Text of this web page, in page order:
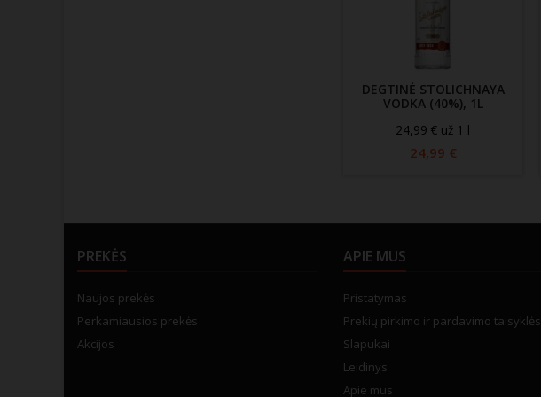
DEGTINĖ STOLICHNAYA
VODKA (40%), 1L
24,99 € už 1 l
24,99 €
PREKĖS
Naujos prekės
Perkamiausios prekės
Akcijos
APIE MUS
Pristatymas
Prekių pirkimo ir pardavimo taisyklės
Slapukai
Leidinys
Apie mus